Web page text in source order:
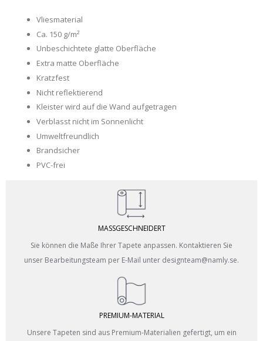
Vliesmaterial
Ca. 150 g/m²
Unbeschichtete glatte Oberfläche
Extra matte Oberfläche
Kratzfest
Nicht reflektierend
Kleister wird auf die Wand aufgetragen
Verblasst nicht im Sonnenlicht
Umweltfreundlich
Brandsicher
PVC-frei
MASSGESCHNEIDERT
Sie können die Maße Ihrer Tapete anpassen. Kontaktieren Sie
unser Bearbeitungsteam per E-Mail unter designteam@namly.se.
PREMIUM-MATERIAL
Unsere Tapeten sind aus Premium-Materialien gefertigt, um ein